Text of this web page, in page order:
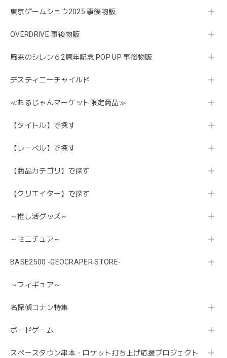
東京ゲームショウ2025 事後物販
OVERDRIVE 事後物販
風来のシレン６2周年記念 POP UP 事後物販
デスティニーチャイルド
≪あるじゃんマーケット限定商品≫
【タイトル】で探す
【レーベル】で探す
【商品カテゴリ】で探す
【クリエイター】で探す
～推し活グッズ～
～ミニチュア～
BASE2500 -GEOCRAPER STORE-
～フィギュア～
名探偵コナン特集
ボードゲーム
スペースタウン串本・ロケット打ち上げ応援プロジェクト